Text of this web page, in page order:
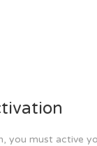
you must active